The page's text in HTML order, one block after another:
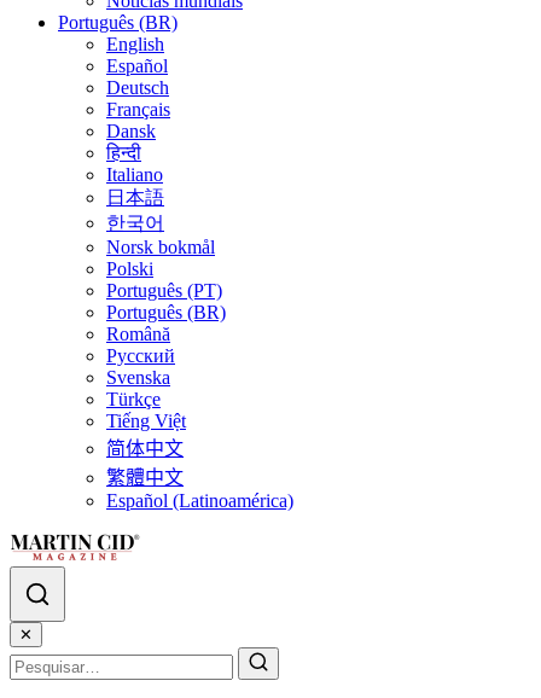
Português (BR)
English
Español
Deutsch
Français
Dansk
हिन्दी
Italiano
日本語
한국어
Norsk bokmål
Polski
Português (PT)
Português (BR)
Română
Русский
Svenska
Türkçe
Tiếng Việt
简体中文
繁體中文
Español (Latinoamérica)
✕